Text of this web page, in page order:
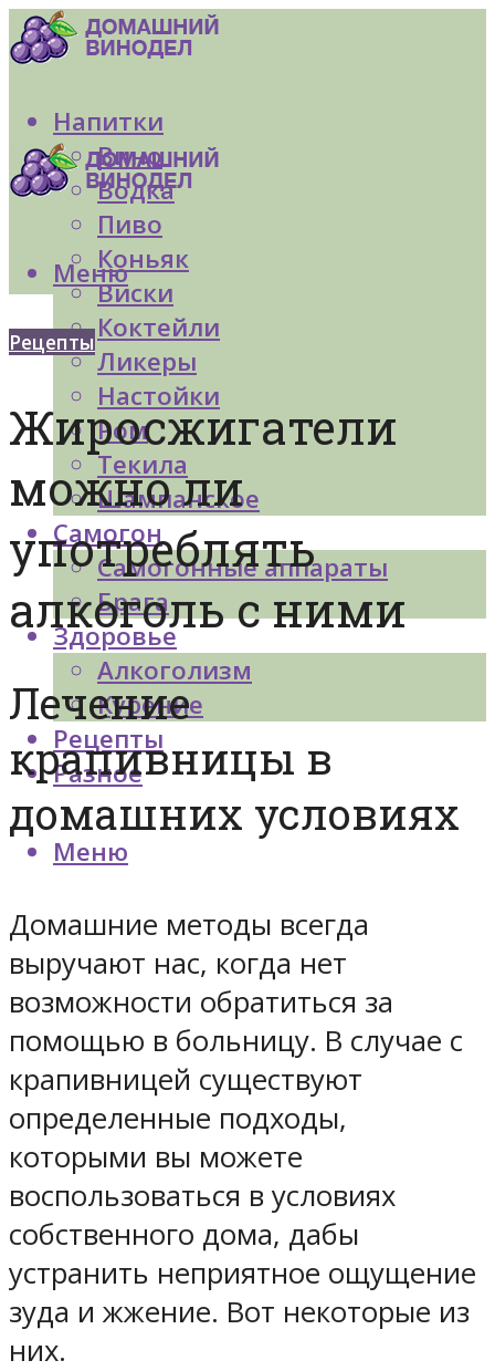
Напитки
Вино
Водка
Пиво
Коньяк
Виски
Коктейли
Ликеры
Настойки
Ром
Текила
Шампанское
Самогон
Самогонные аппараты
Брага
Здоровье
Алкоголизм
Курение
Рецепты
Разное
Меню
Меню
Рецепты
Жиросжигатели
можно ли
употреблять
алкоголь с ними
Лечение
крапивницы в
домашних условиях
Домашние методы всегда
выручают нас, когда нет
возможности обратиться за
помощью в больницу. В случае с
крапивницей существуют
определенные подходы,
которыми вы можете
воспользоваться в условиях
собственного дома, дабы
устранить неприятное ощущение
зуда и жжение. Вот некоторые из
них.